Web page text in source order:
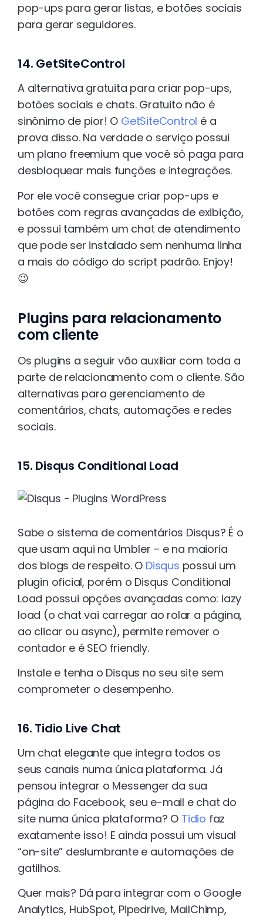
pop-ups para gerar listas, e botões sociais
para gerar seguidores.
14. GetSiteControl
A alternativa gratuita para criar pop-ups,
botões sociais e chats. Gratuito não é
sinônimo de pior! O GetSiteControl é a
prova disso. Na verdade o serviço possui
um plano freemium que você só paga para
desbloquear mais funções e integrações.
Por ele você consegue criar pop-ups e
botões com regras avançadas de exibição,
e possui também um chat de atendimento
que pode ser instalado sem nenhuma linha
a mais do código do script padrão. Enjoy!
😉
Plugins para relacionamento
com cliente
Os plugins a seguir vão auxiliar com toda a
parte de relacionamento com o cliente. São
alternativas para gerenciamento de
comentários, chats, automações e redes
sociais.
15. Disqus Conditional Load
Sabe o sistema de comentários Disqus? É o
que usam aqui na Umbler – e na maioria
dos blogs de respeito. O Disqus possui um
plugin oficial, porém o Disqus Conditional
Load possui opções avançadas como: lazy
load (o chat vai carregar ao rolar a página,
ao clicar ou async), permite remover o
contador e é SEO friendly.
Instale e tenha o Disqus no seu site sem
comprometer o desempenho.
16. Tidio Live Chat
Um chat elegante que integra todos os
seus canais numa única plataforma. Já
pensou integrar o Messenger da sua
página do Facebook, seu e-mail e chat do
site numa única plataforma? O Tidio faz
exatamente isso! E ainda possui um visual
“on-site” deslumbrante e automações de
gatilhos.
Quer mais? Dá para integrar com o Google
Analytics, HubSpot, Pipedrive, MailChimp,